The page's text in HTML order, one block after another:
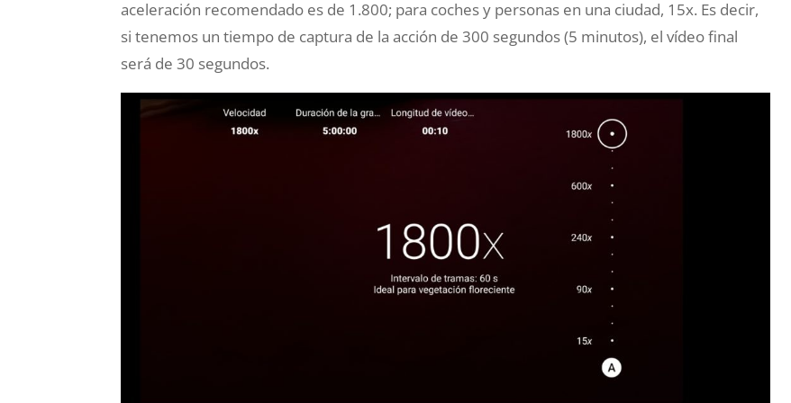
aceleración recomendado es de 1.800; para coches y personas en una ciudad, 15x. Es decir,
si tenemos un tiempo de captura de la acción de 300 segundos (5 minutos), el vídeo final
será de 30 segundos.